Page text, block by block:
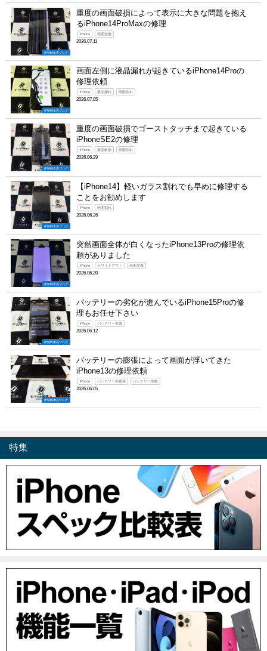
伊勢崎本店ブログ
重度の画面破損によって表示に大きな問題を抱え
るiPhone14ProMaxの修理
iPhone 画面交換
2026.07.11
伊勢崎本店ブログ
画面左側に液晶漏れが起きているiPhone14Proの
修理依頼
iPhone 液晶漏れ 画面割れ
2026.07.05
伊勢崎本店ブログ
重度の画面破損でゴーストタッチまで起きている
iPhoneSE2の修理
iPhone 液晶破損 画面割れ
2026.06.29
伊勢崎本店ブログ
【iPhone14】軽いガラス割れでも早めに修理する
ことをお勧めします
iPhone 画面割れ
2026.06.26
伊勢崎本店ブログ
突然画面全体が白くなったiPhone13Proの修理依
頼がありました
iPhone ホワイトアウト 画面交換
2026.06.20
伊勢崎本店ブログ
バッテリーの劣化が進んでいるiPhone15Proの修
理もお任せ下さい
iPhone バッテリー交換
2026.06.12
伊勢崎本店ブログ
バッテリーの膨張によって画面が浮いてきた
iPhone13の修理依頼
iPhone バッテリーの膨張 バッテリー交換
2026.06.05
特集